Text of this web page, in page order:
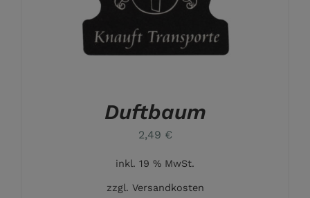
Duftbaum
2,49 €
inkl. 19 % MwSt.
zzgl. Versandkosten